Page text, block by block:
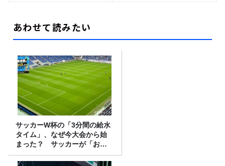
あわせて読みたい
サッカーW杯の「3分間の給水
タイム」、なぜ今大会から始
まった？ サッカーが「お
金」に変わる仕組み